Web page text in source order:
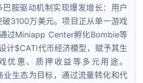
巴胺驱动机制实现爆发增长：用户
3100万美元。项目正从单一游戏
过Miniapp Center孵化Bombie等
计$CATI代币经济模型，赋予其生
优惠、质押收益等多元用途。
生态为目标，通过流量转化和代